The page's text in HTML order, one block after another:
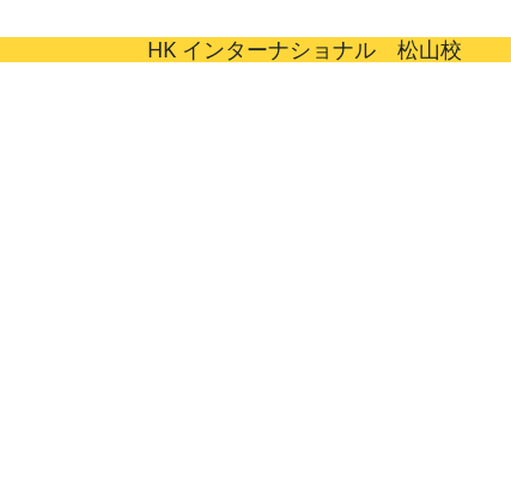
HK インターナショナル 松山校